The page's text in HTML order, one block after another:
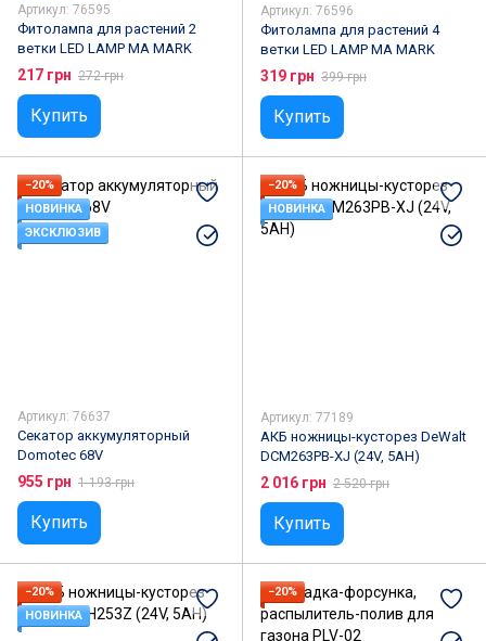
Артикул: 76595
Фитолампа для растений 2
ветки LED LAMP MA MARK
217 грн 272 грн
Купить
Артикул: 76596
Фитолампа для растений 4
ветки LED LAMP MA MARK
319 грн 399 грн
Купить
−20%
НОВИНКА
ЭКСКЛЮЗИВ
Артикул: 76637
Секатор аккумуляторный
Domotec 68V
955 грн 1 193 грн
Купить
−20%
НОВИНКА
Артикул: 77189
АКБ ножницы-кусторез DeWalt
DCM263PB-XJ (24V, 5АН)
2 016 грн 2 520 грн
Купить
−20%
НОВИНКА
−20%